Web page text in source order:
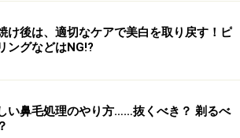
トボブヘア……パーマで柔らかさをプラ
すめ！ミディアムに似合うリラックス
け後は、適切なケアで美白を取り戻す！ピ
ングなどはNG!?
い鼻毛処理のやり方……抜くべき？ 剃るべ